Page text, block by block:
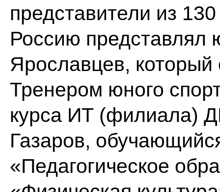
представители из
Россию представлял
Ярославцев,
Тренером юного
курса ИТ (филиала)
Газаров,
«Педагогическое